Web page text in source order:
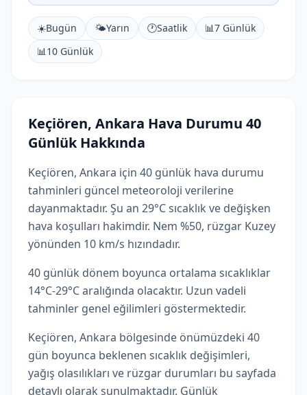
☀️Bugün 🌤️Yarın 🕐Saatlik 📊7 Günlük
📊10 Günlük
Keçiören, Ankara Hava Durumu 40
Günlük Hakkında
Keçiören, Ankara için 40 günlük hava durumu
tahminleri güncel meteoroloji verilerine
dayanmaktadır. Şu an 29°C sıcaklık ve değişken
hava koşulları hakimdir. Nem %50, rüzgar Kuzey
yönünden 10 km/s hızındadır.
40 günlük dönem boyunca ortalama sıcaklıklar
14°C-29°C aralığında olacaktır. Uzun vadeli
tahminler genel eğilimleri göstermektedir.
Keçiören, Ankara bölgesinde önümüzdeki 40
gün boyunca beklenen sıcaklık değişimleri,
yağış olasılıkları ve rüzgar durumları bu sayfada
detaylı olarak sunulmaktadır. Günlük